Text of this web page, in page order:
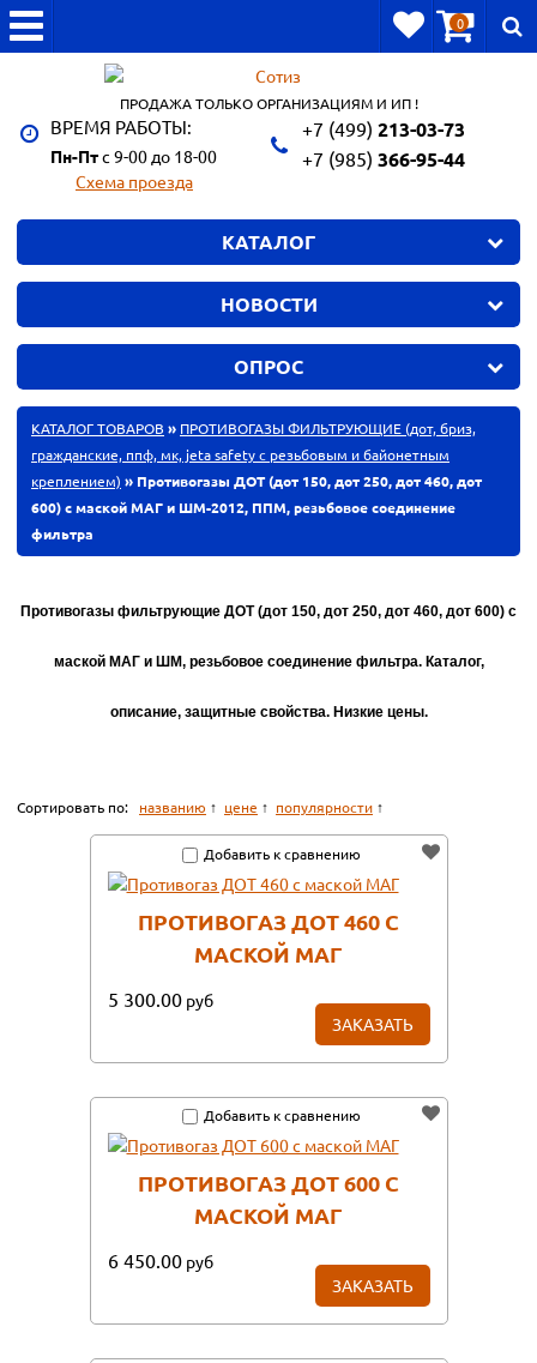
0
ПРОДАЖА ТОЛЬКО ОРГАНИЗАЦИЯМ И ИП !
ВРЕМЯ РАБОТЫ:
Пн-Птс 9-00 до 18-00
Схема проезда
+7 (499) 213-03-73
+7 (985) 366-95-44
КАТАЛОГ
НОВОСТИ
ОПРОС
КАТАЛОГ ТОВАРОВ » ПРОТИВОГАЗЫ ФИЛЬТРУЮЩИЕ (дот, бриз,
гражданские, ппф, мк, jeta safety с резьбовым и байонетным
креплением) » Противогазы ДОТ (дот 150, дот 250, дот 460, дот
600) с маской МАГ и ШМ-2012, ППМ, резьбовое соединение
фильтра
Противогазы фильтрующие ДОТ (дот 150, дот 250, дот 460, дот 600) с
маской МАГ и ШМ, резьбовое соединение фильтра. Каталог,
описание, защитные свойства. Низкие цены.
Сортировать по: названию цене популярности
Добавить к сравнению
ПРОТИВОГАЗ ДОТ 460 С
МАСКОЙ МАГ
5 300.00 руб
ЗАКАЗАТЬ
Добавить к сравнению
ПРОТИВОГАЗ ДОТ 600 С
МАСКОЙ МАГ
6 450.00 руб
ЗАКАЗАТЬ